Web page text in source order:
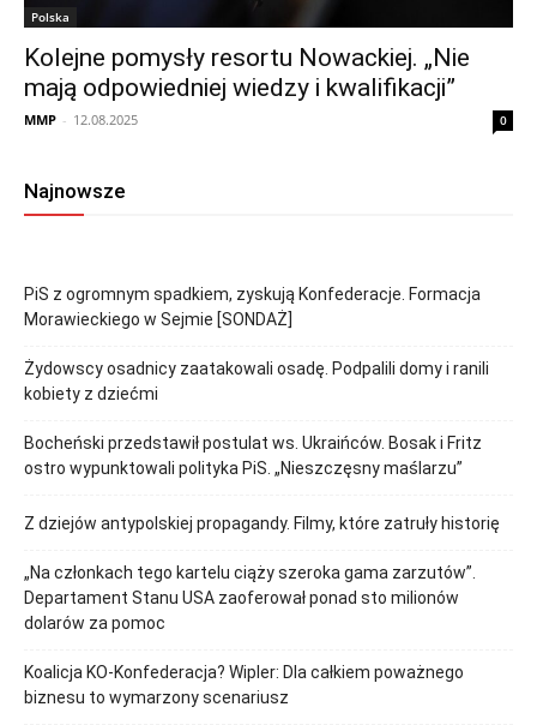
Polska
Kolejne pomysły resortu Nowackiej. „Nie
mają odpowiedniej wiedzy i kwalifikacji”
MMP - 12.08.2025 0
Najnowsze
PiS z ogromnym spadkiem, zyskują Konfederacje. Formacja
Morawieckiego w Sejmie [SONDAŻ]
Żydowscy osadnicy zaatakowali osadę. Podpalili domy i ranili
kobiety z dziećmi
Bocheński przedstawił postulat ws. Ukraińców. Bosak i Fritz
ostro wypunktowali polityka PiS. „Nieszczęsny maślarzu”
Z dziejów antypolskiej propagandy. Filmy, które zatruły historię
„Na członkach tego kartelu ciąży szeroka gama zarzutów”.
Departament Stanu USA zaoferował ponad sto milionów
dolarów za pomoc
Koalicja KO-Konfederacja? Wipler: Dla całkiem poważnego
biznesu to wymarzony scenariusz